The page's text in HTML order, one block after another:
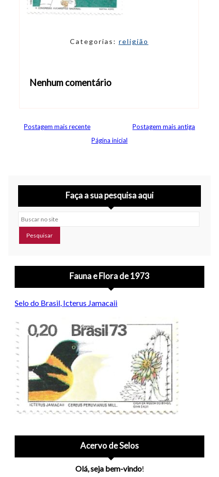
Categorias: religião
Nenhum comentário
Postagem mais recente
Postagem mais antiga
Página inicial
Faça a sua pesquisa aqui
Buscar no site
Fauna e Flora de 1973
Selo do Brasil, Icterus Jamacaii
Acervo de Selos
Olá, seja bem-vindo!